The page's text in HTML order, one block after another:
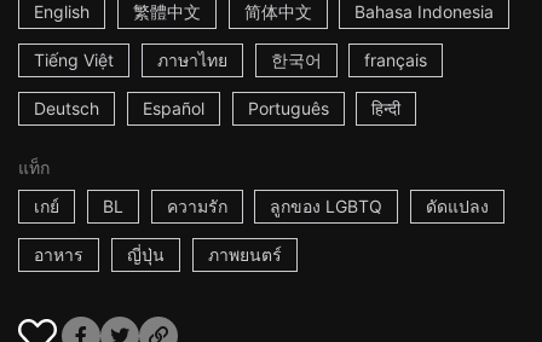
English
繁體中文 简体中文 Bahasa Indonesia
Tiếng Việt ภาษาไทย 한국어 français
Deutsch Español Português हिन्दी
แท็ก
เกย์
BL ความรัก ลูกของ LGBTQ ดัดแปลง
อาหาร ญี่ปุ่น ภาพยนตร์